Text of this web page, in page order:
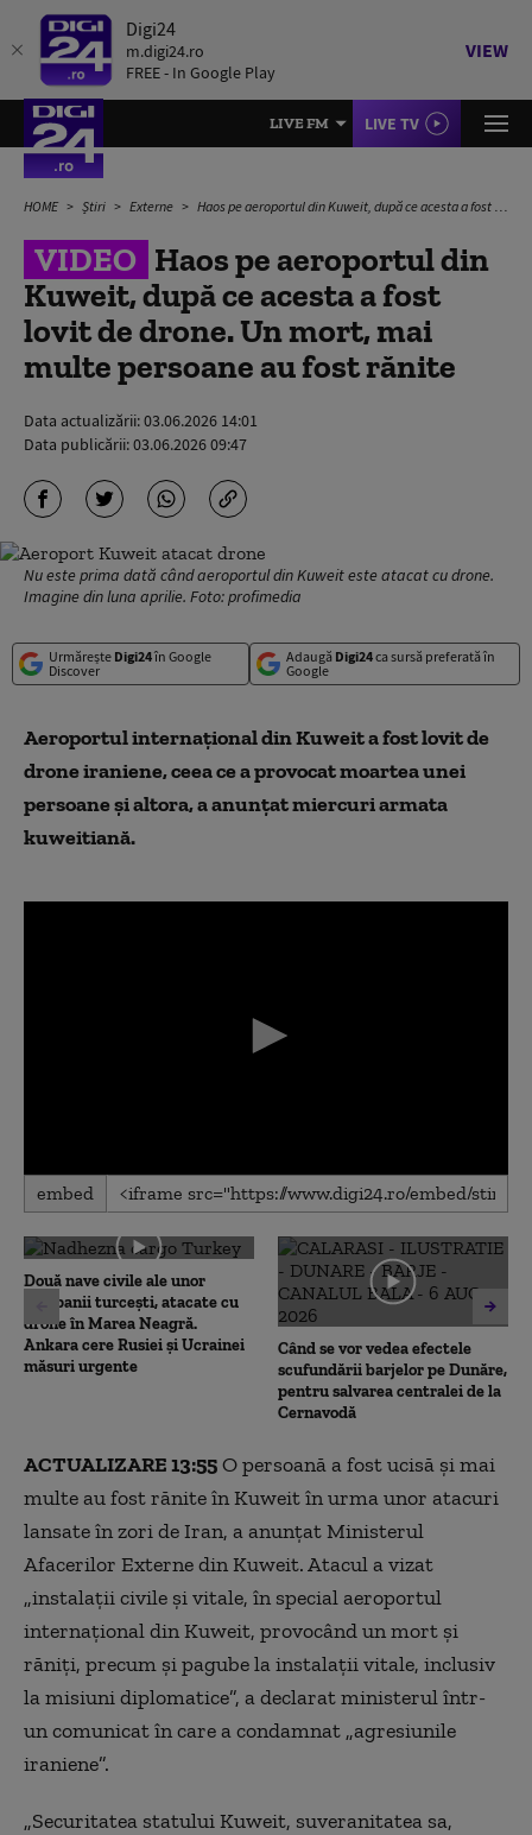
Digi24
m.digi24.ro
FREE - In Google Play
VIEW
LIVE FM LIVE TV
HOME Știri Externe Haos pe aeroportul din Kuweit, după ce acesta a fost lovit de drone. Un mort, mai multe persoane au fost rănite
VIDEO Haos pe aeroportul din
Kuweit, după ce acesta a fost
lovit de drone. Un mort, mai
multe persoane au fost rănite
Data actualizării:03.06.2026 14:01
Data publicării:03.06.2026 09:47
Nu este prima dată când aeroportul din Kuweit este atacat cu drone.
Imagine din luna aprilie. Foto: profimedia
Urmărește Digi24în Google
Discover
Adaugă Digi24ca sursă preferată în
Google
Aeroportul internaţional din Kuweit a fost lovit de
drone iraniene, ceea ce a provocat moartea unei
persoane și altora, a anunţat miercuri armata
kuweitiană.
0
seconds
0
seconds
embed
Două nave civile ale unor
companii turcești, atacate cu
drone în Marea Neagră.
Ankara cere Rusiei și Ucrainei
măsuri urgente
Când se vor vedea efectele
scufundării barjelor pe Dunăre,
pentru salvarea centralei de la
Cernavodă
ACTUALIZARE 13:55O persoană a fost ucisă şi mai
multe au fost rănite în Kuweit în urma unor atacuri
lansate în zori de Iran, a anunţat Ministerul
Afacerilor Externe din Kuweit. Atacul a vizat
„instalaţii civile şi vitale, în special aeroportul
internaţional din Kuweit, provocând un mort şi
răniţi, precum şi pagube la instalaţii vitale, inclusiv
la misiuni diplomatice”, a declarat ministerul într-
un comunicat în care a condamnat „agresiunile
iraniene”.
„Securitatea statului Kuweit, suveranitatea sa,